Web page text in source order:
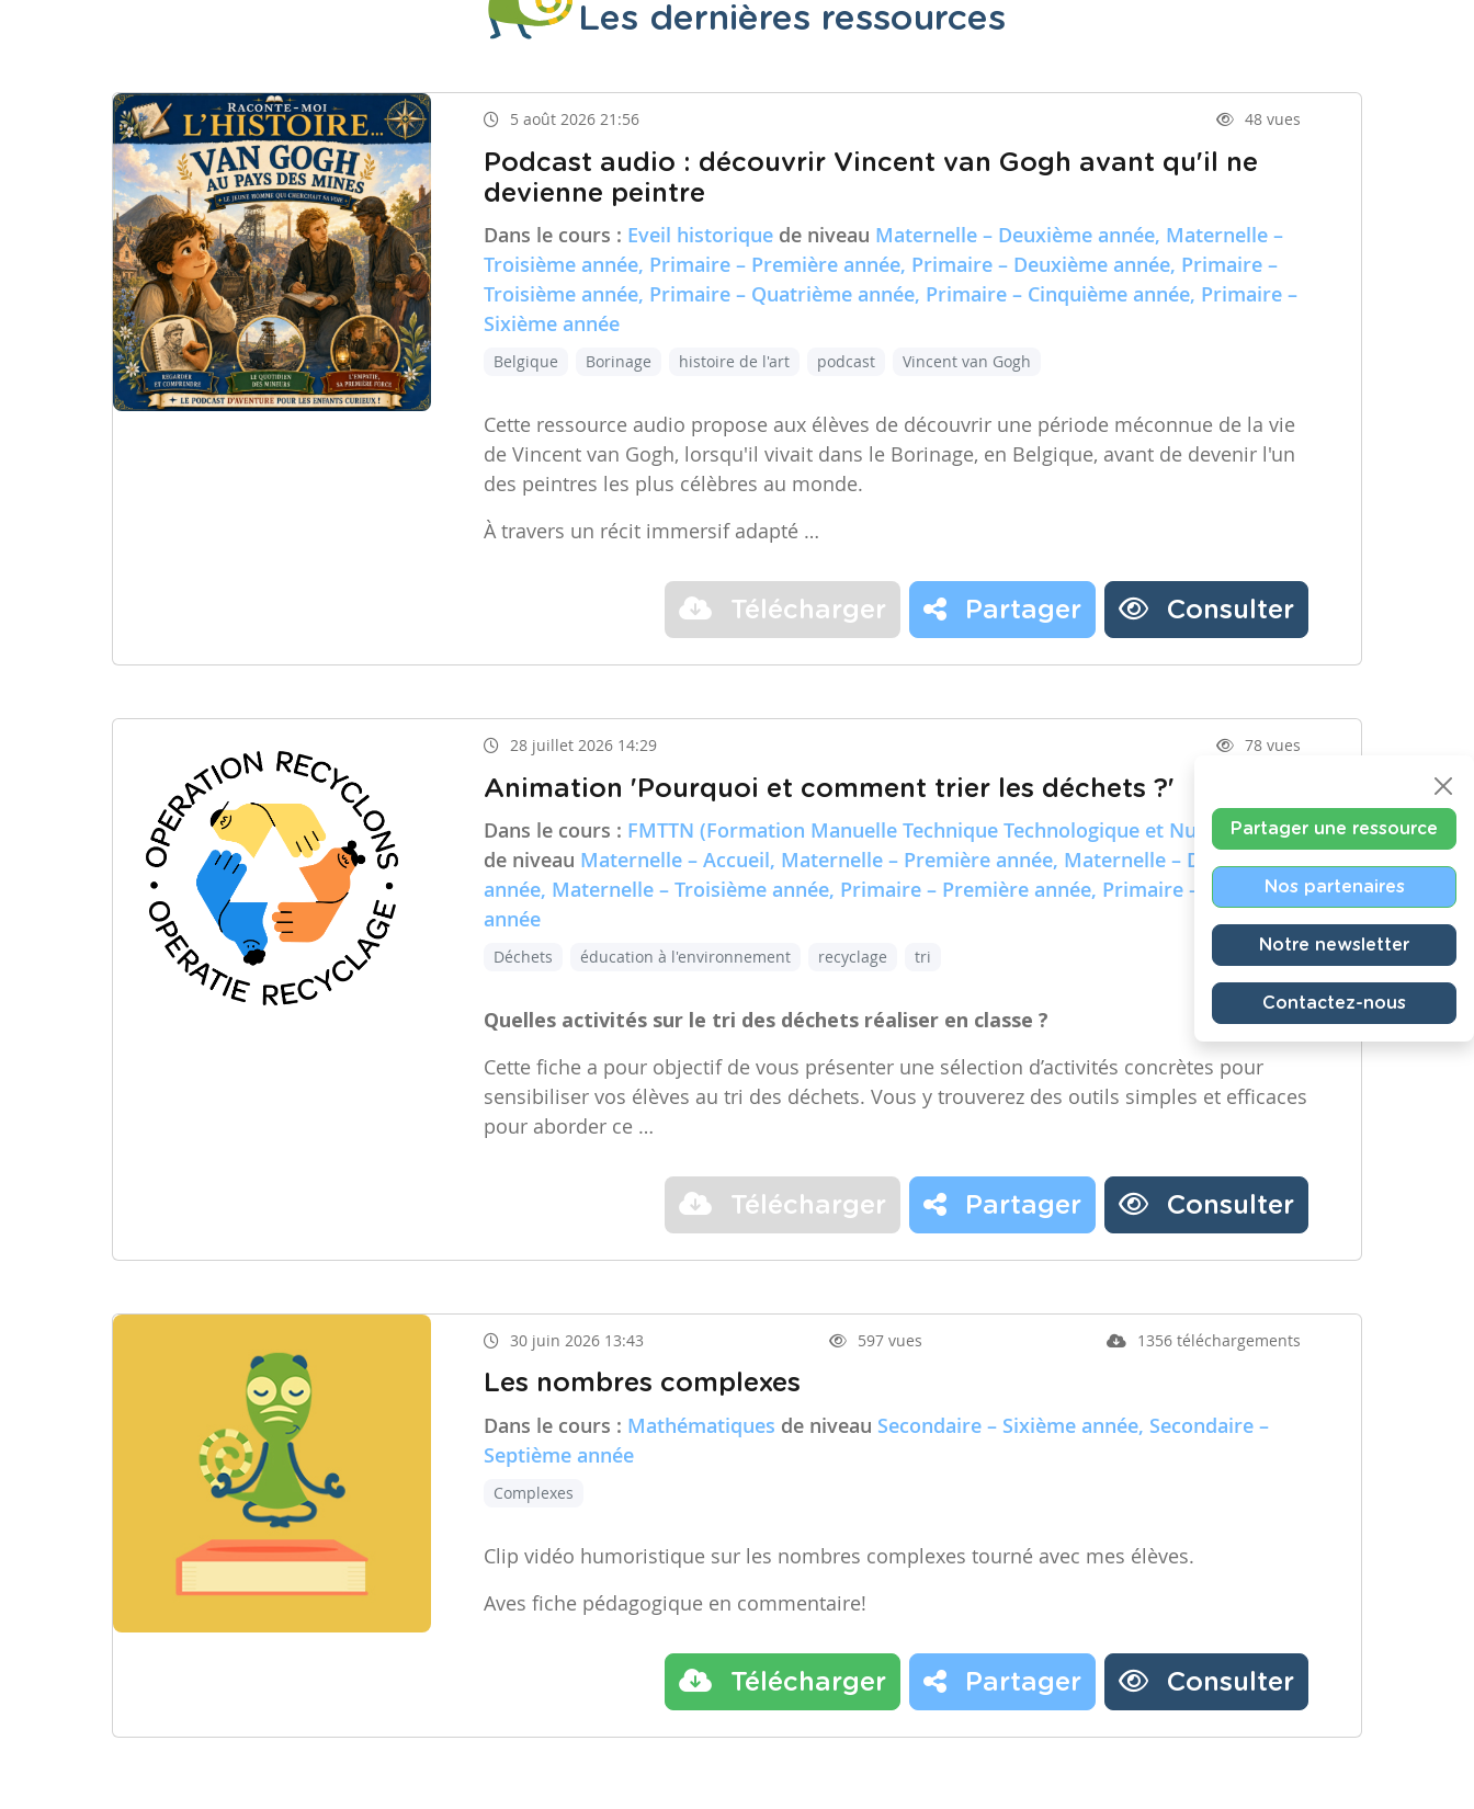
Les dernières ressources
5 août 2026 21:56 48 vues
Podcast audio : découvrir Vincent van Gogh avant qu'il ne
devienne peintre
Dans le cours : Eveil historique de niveau Maternelle – Deuxième année, Maternelle –
Troisième année, Primaire – Première année, Primaire – Deuxième année, Primaire –
Troisième année, Primaire – Quatrième année, Primaire – Cinquième année, Primaire –
Sixième année
Belgique Borinage histoire de l'art podcast Vincent van Gogh
Cette ressource audio propose aux élèves de découvrir une période méconnue de la vie
de Vincent van Gogh, lorsqu'il vivait dans le Borinage, en Belgique, avant de devenir l'un
des peintres les plus célèbres au monde.
À travers un récit immersif adapté …
Télécharger Partager Consulter
28 juillet 2026 14:29 78 vues
Animation 'Pourquoi et comment trier les déchets ?'
Dans le cours : FMTTN (Formation Manuelle Technique Technologique et Numérique)
de niveau Maternelle – Accueil, Maternelle – Première année, Maternelle – Deuxième
année, Maternelle – Troisième année, Primaire – Première année, Primaire – Deuxième
année
Déchets éducation à l'environnement recyclage tri
Quelles activités sur le tri des déchets réaliser en classe ?
Cette fiche a pour objectif de vous présenter une sélection d’activités concrètes pour
sensibiliser vos élèves au tri des déchets. Vous y trouverez des outils simples et efficaces
pour aborder ce …
Télécharger Partager Consulter
30 juin 2026 13:43 597 vues 1356 téléchargements
Les nombres complexes
Dans le cours : Mathématiques de niveau Secondaire – Sixième année, Secondaire –
Septième année
Complexes
Clip vidéo humoristique sur les nombres complexes tourné avec mes élèves.
Aves fiche pédagogique en commentaire!
Télécharger Partager Consulter
Partager une ressource
Nos partenaires
Notre newsletter
Contactez-nous